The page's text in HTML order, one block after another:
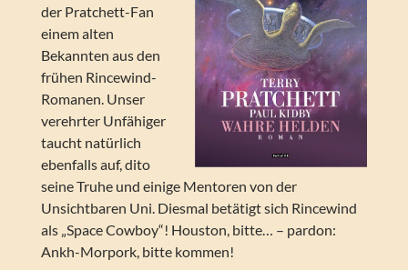
der Pratchett-Fan
einem alten
Bekannten aus den
frühen Rincewind-
Romanen. Unser
verehrter Unfähiger
taucht natürlich
ebenfalls auf, dito
seine Truhe und einige Mentoren von der
Unsichtbaren Uni. Diesmal betätigt sich Rincewind
als „Space Cowboy“! Houston, bitte… – pardon:
Ankh-Morpork, bitte kommen!